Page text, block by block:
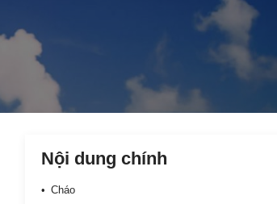
Nội dung chính
Cháo